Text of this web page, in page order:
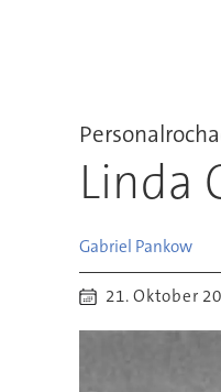
Linda
Gabriel Pankow
21. Oktober